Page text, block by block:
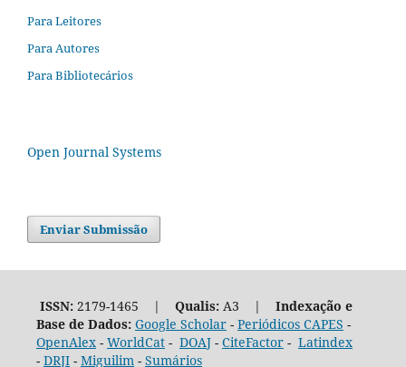
Para Leitores
Para Autores
Para Bibliotecários
Open Journal Systems
Enviar Submissão
ISSN:2179-1465 | Qualis:A3 | Indexação e
Base de Dados: Google Scholar- Periódicos CAPES -
OpenAlex- WorldCat- DOAJ- CiteFactor- Latindex
- DRJI- Miguilim - Sumários